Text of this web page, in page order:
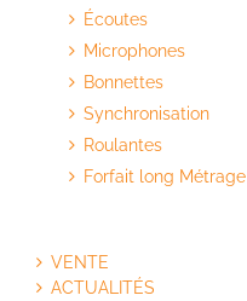
Écoutes
Microphones
Bonnettes
Synchronisation
Roulantes
Forfait long Métrage
VENTE
ACTUALITÉS